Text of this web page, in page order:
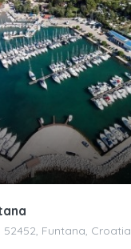
52452, Funtana, Croatia